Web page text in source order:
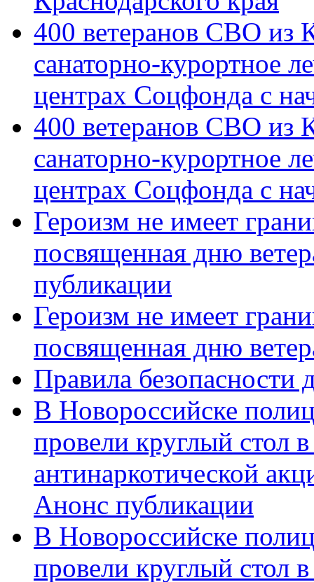
400 ветеранов СВО из
санаторно-курортное
центрах Соцфонда с
400 ветеранов СВО из
санаторно-курортное
центрах Соцфонда с
Героизм не имеет
посвященная дню
публикации
Героизм не имеет
посвященная дню
Правила безопасности
В Новороссийске
провели круглый стол
антинаркотической
Анонс публикации
В Новороссийске
провели круглый стол